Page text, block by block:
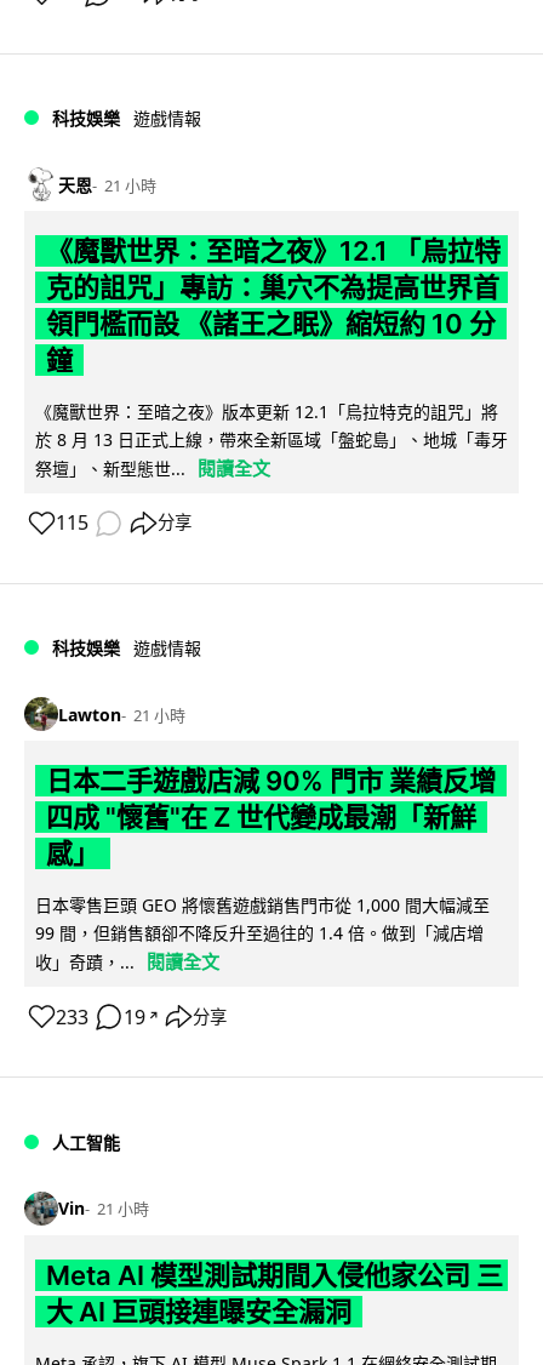
科技娛樂 遊戲情報
天恩 21 小時
《魔獸世界：至暗之夜》12.1 「烏拉特
克的詛咒」專訪：巢穴不為提高世界首
領門檻而設 《諸王之眠》縮短約 10 分
鐘
《魔獸世界：至暗之夜》版本更新 12.1「烏拉特克的詛咒」將
於 8 月 13 日正式上線，帶來全新區域「盤蛇島」、地城「毒牙
祭壇」、新型態世...
閱讀全文
115 分享
科技娛樂 遊戲情報
Lawton 21 小時
日本二手遊戲店減 90% 門市 業績反增
四成 "懷舊"在 Z 世代變成最潮「新鮮
感」
日本零售巨頭 GEO 將懷舊遊戲銷售門市從 1,000 間大幅減至
99 間，但銷售額卻不降反升至過往的 1.4 倍。做到「減店增
收」奇蹟，...
閱讀全文
233 19 ↗ 分享
人工智能
Vin 21 小時
Meta AI 模型測試期間入侵他家公司 三
大 AI 巨頭接連曝安全漏洞